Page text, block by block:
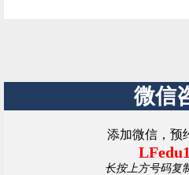
微信
添加微信，预
长按上方号码复